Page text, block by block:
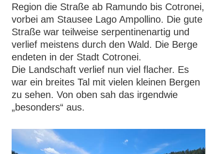
Region die Straße ab Ramundo bis Cotronei,
vorbei am Stausee Lago Ampollino. Die gute
Straße war teilweise serpentinenartig und
verlief meistens durch den Wald. Die Berge
endeten in der Stadt Cotronei.
Die Landschaft verlief nun viel flacher. Es
war ein breites Tal mit vielen kleinen Bergen
zu sehen. Von oben sah das irgendwie
„besonders“ aus.